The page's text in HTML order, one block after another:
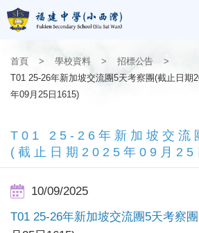
首頁 > 學校資料 > 招標公告
>
T01 25-26年新加坡交流團5天考察團(截止日期
年09月25日1615)
T01 25-26年新加坡交流
(截止日期2025年09月
10/09/2025
T01 25-26年新加坡交流團5天考察團